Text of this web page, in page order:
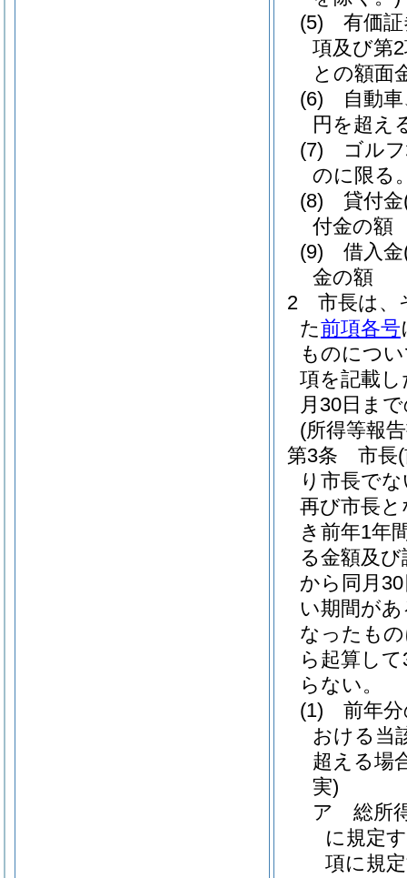
(5)
有価
項及び第
との額面
(6)
自動
円を超え
(7)
ゴル
のに限る
(8)
貸付金
付金の額
(9)
借入金
金の額
2
市長は、
た前項各号
ものにつ
項を記載
月30日ま
(所得等報
第3条
市長
り市長で
再び市長
き前年1年
る金額及
から同月
い期間が
なったも
ら起算し
らない。
(1)
前年
おける当
超える場
実)
ア
総所
に規定
項に規